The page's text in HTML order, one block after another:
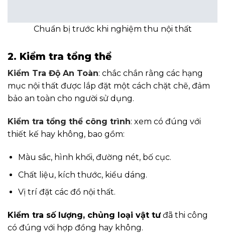
Chuẩn bị trước khi nghiệm thu nội thất
2. Kiểm tra tổng thể
Kiểm Tra Độ An Toàn: chắc chắn rằng các hạng
mục nội thất được lắp đặt một cách chặt chẽ, đảm
bảo an toàn cho người sử dụng.
Kiểm tra tổng thể công trình: xem có đúng với
thiết kế hay không, bao gồm:
Màu sắc, hình khối, đường nét, bố cục.
Chất liệu, kích thước, kiểu dáng.
Vị trí đặt các đồ nội thất.
Kiểm tra số lượng, chủng loại vật tưđã thi công
có đúng với hợp đồng hay không.